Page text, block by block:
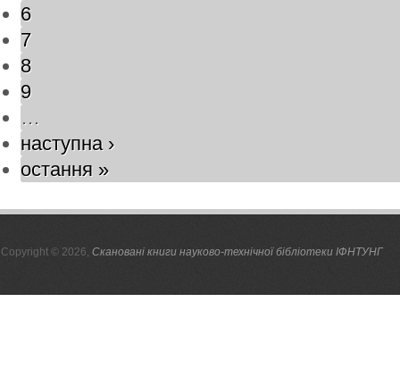
6
7
8
9
…
наступна ›
остання »
Copyright © 2026, Скановані книги науково-технічної бібліотеки ІФНТУНГ